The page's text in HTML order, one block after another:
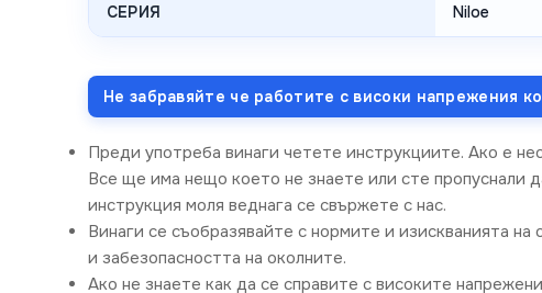
СЕРИЯ Niloe
Не забравяйте че работите с високи напрежения
Преди употреба винаги четете инструкциите. Ако е
Все ще има нещо което не знаете или сте пропуснали
инструкция моля веднага се свържете с нас.
Винаги се съобразявайте с нормите и изискванията
и забезопасността на околните.
Ако не знаете как да се справите с високите